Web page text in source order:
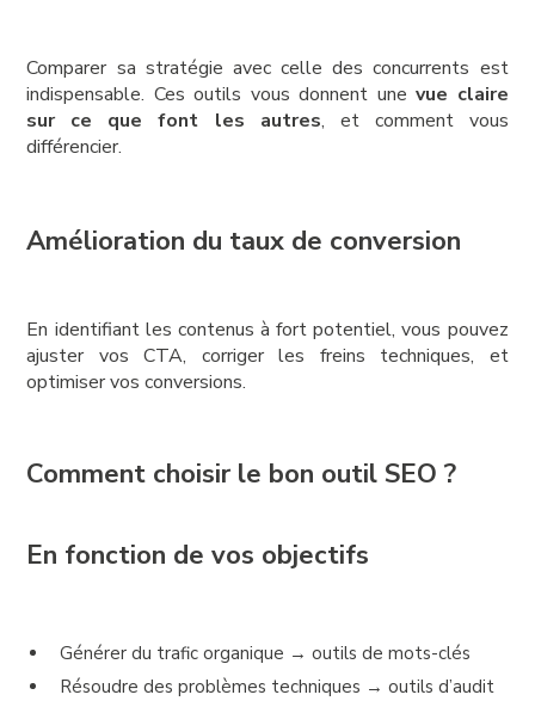
Comparer sa stratégie avec celle des concurrents est
indispensable. Ces outils vous donnent unevue claire
sur ce que font les autres, et comment vous
différencier.
Amélioration du taux de conversion
En identifiant les contenus à fort potentiel, vous pouvez
ajuster vos CTA, corriger les freins techniques, et
optimiser vos conversions.
Comment choisir le bon outil SEO ?
En fonction de vos objectifs
Générer du trafic organique → outils de mots-clés
Résoudre des problèmes techniques → outils d’audit